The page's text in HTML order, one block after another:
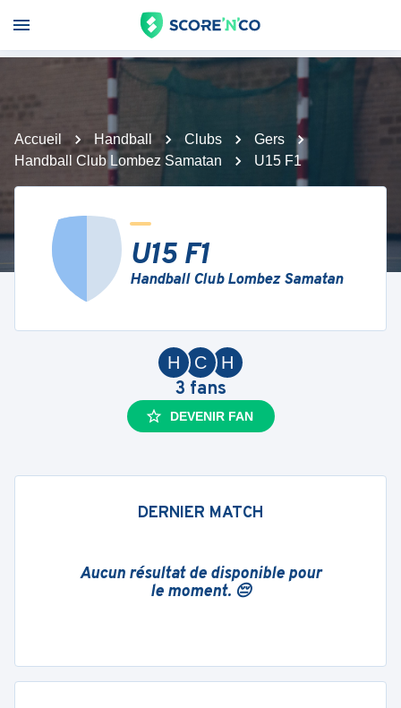
Accueil Handball Clubs
Gers
Handball Club Lombez Samatan
U15 F1
U15 F1
Handball Club Lombez Samatan
H
C
H
3 fans
DEVENIR FAN
DERNIER MATCH
Aucun résultat de disponible pour
le moment. 😔